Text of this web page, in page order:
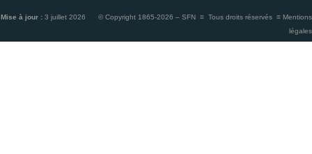
Mise à jour : 3 juillet 2026 © Copyright 1865-2026 – SFN ≡ Tous droits réservés ≡ Mentions
légales